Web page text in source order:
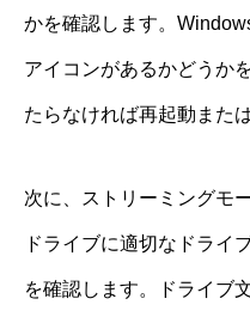
かを確認します。
アイコンがあるかどうか
たらなければ再起動また
次に、ストリーミングモ
ドライブに適切なドライ
を確認します。ドライブ